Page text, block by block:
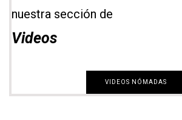
nuestra sección de
Videos
VIDEOS NÓMADAS